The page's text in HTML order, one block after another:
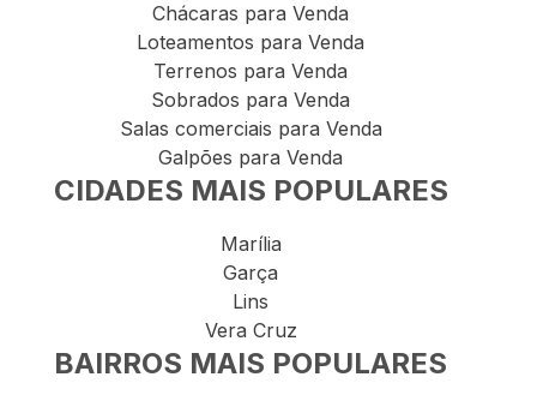
Chácaras para Venda
Loteamentos para Venda
Terrenos para Venda
Sobrados para Venda
Salas comerciais para Venda
Galpões para Venda
CIDADES MAIS POPULARES
Marília
Garça
Lins
Vera Cruz
BAIRROS MAIS POPULARES